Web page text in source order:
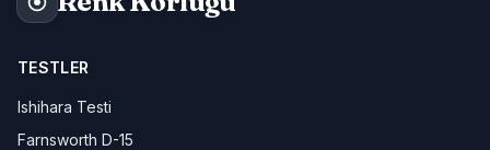
TESTLER
Ishihara Testi
Farnsworth D-15